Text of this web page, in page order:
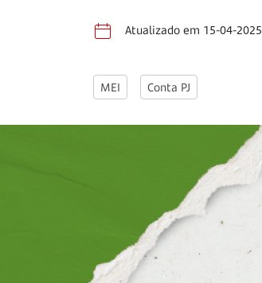
Atualizado em 15-04-2025
MEI Conta PJ